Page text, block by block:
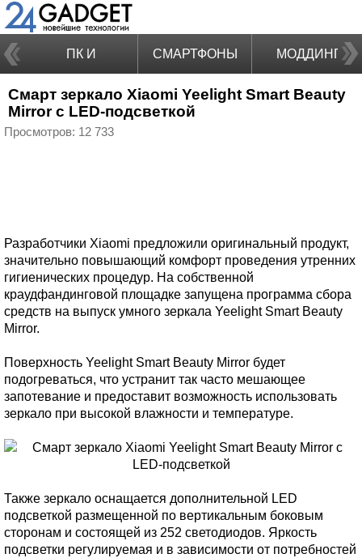
ПК И
НОУТБУКИ
СМАРТФОНЫ МОДДИНГ
Смарт зеркало Xiaomi Yeelight Smart Beauty
Mirror с LED-подсветкой
Просмотров: 12 733
Разработчики Xiaomi предложили оригинальный продукт,
значительно повышающий комфорт проведения утренних
гигиенических процедур. На собственной
краудфандинговой площадке запущена программа сбора
средств на выпуск умного зеркала Yeelight Smart Beauty
Mirror.
Поверхность Yeelight Smart Beauty Mirror будет
подогреваться, что устранит так часто мешающее
запотевание и предоставит возможность использовать
зеркало при высокой влажности и температуре.
Также зеркало оснащается дополнительной LED
подсветкой размещенной по вертикальным боковым
сторонам и состоящей из 252 светодиодов. Яркость
подсветки регулируемая и в зависимости от потребностей